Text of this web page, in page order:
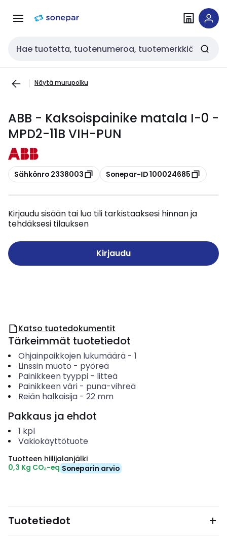
navigointiinsisältöön
Haku
Näytä murupolku
ABB - Kaksoispainike matala I-0 -
MPD2-11B VIH-PUN
Kopioi
Sähkönro 2338003 Kopioi
Sonepar-ID 100024685
Kirjaudu sisään tai luo tili tarkistaaksesi hinnan ja
tehdäksesi tilauksen
Kirjaudu
Katso tuotedokumentit
Tärkeimmät tuotetiedot
Ohjainpaikkojen lukumäärä- 1
Linssin muoto - pyöreä
Painikkeen tyyppi- litteä
Painikkeen väri- puna-vihreä
Reiän halkaisija- 22 mm
Pakkaus ja ehdot
1 kpl
Vakiokäyttötuote
Tuotteen hiilijalanjälki
0,3 Kg CO₂-eq Soneparin arvio
Tuotetiedot